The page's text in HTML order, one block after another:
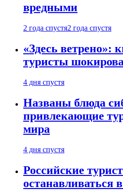
вредными
2 года спустя2 года спустя
«Здесь ветрено»:
туристы
4 дня спустя
Названы блюда
привлекающие
мира
4 дня спустя
Российские
останавливаться